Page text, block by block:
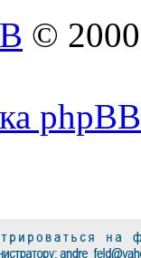
©
phpBB